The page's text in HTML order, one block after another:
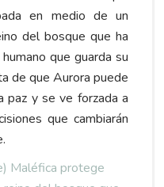
en medio de un
del bosque que ha
que guarda su
de que Aurora puede
paz y se ve forzada a
que cambiarán